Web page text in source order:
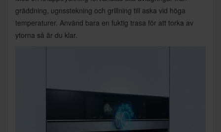
gräddning, ugnsstekning och grillning till aska vid höga
temperaturer. Använd bara en fuktig trasa för att torka av
ytorna så är du klar.